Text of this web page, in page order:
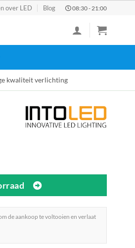
over LED Blog 08:30 - 21:00
kwaliteit verlichting
de aankoop te voltooien en verlaat